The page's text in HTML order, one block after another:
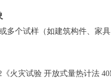
多个试样（如建筑构件、家
《火灾试验 开放式量热计法